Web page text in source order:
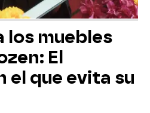
los muebles
El
el que evita su